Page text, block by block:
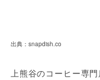
出典：snapdish.co
上熊谷のコーヒー専